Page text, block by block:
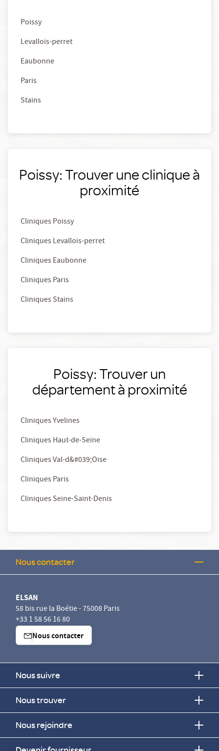
Poissy
Levallois-perret
Eaubonne
Paris
Stains
Poissy: Trouver une clinique à
proximité
Cliniques Poissy
Cliniques Levallois-perret
Cliniques Eaubonne
Cliniques Paris
Cliniques Stains
Poissy: Trouver un
département à proximité
Cliniques Yvelines
Cliniques Haut-de-Seine
Cliniques Val-d&#039;Oise
Cliniques Paris
Cliniques Seine-Saint-Denis
Nous contacter
ELSAN
58 bis rue la Boétie - 75008 Paris
+33 1 58 56 16 80
Nous contacter
Nous suivre
Nous trouver
Nous rejoindre